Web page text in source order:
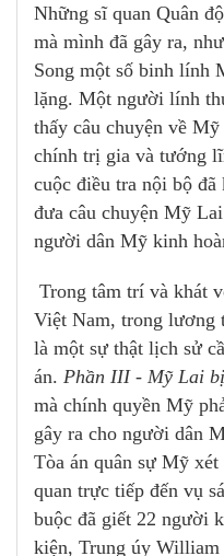
Những sĩ quan Quân
mà mình đã gây ra,
Song một số binh lính
lặng. Một người lính
thấy câu chuyện về
chính trị gia và tướng
cuộc điều tra nội bộ
đưa câu chuyện Mỹ
người dân Mỹ kinh
Trong tâm trí và khát
Việt Nam, trong lương
là một sự thật lịch sử
án. Phần III- Mỹ Lai
mà chính quyền Mỹ
gây ra cho người dân
Tòa án quân sự Mỹ
quan trực tiếp đến vụ
buộc đã giết 22 người
kiện, Trung úy